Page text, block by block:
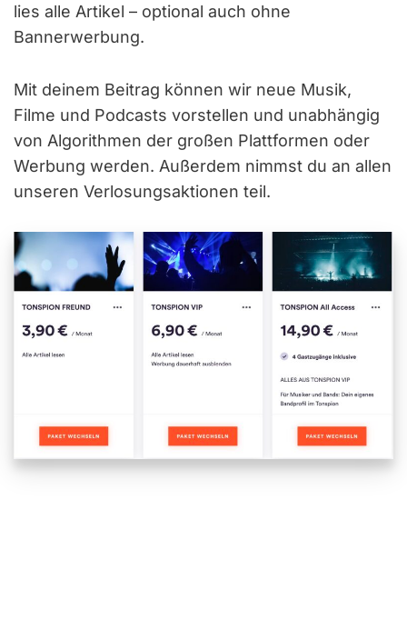
lies alle Artikel – optional auch ohne
Bannerwerbung.
Mit deinem Beitrag können wir neue Musik,
Filme und Podcasts vorstellen und unabhängig
von Algorithmen der großen Plattformen oder
Werbung werden. Außerdem nimmst du an allen
unseren Verlosungsaktionen teil.